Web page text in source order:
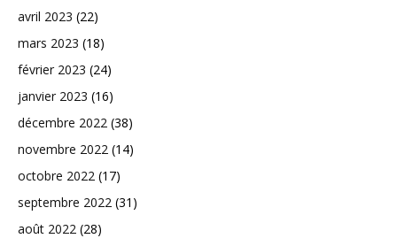
avril 2023 (22)
mars 2023 (18)
février 2023 (24)
janvier 2023 (16)
décembre 2022 (38)
novembre 2022 (14)
octobre 2022 (17)
septembre 2022 (31)
août 2022 (28)